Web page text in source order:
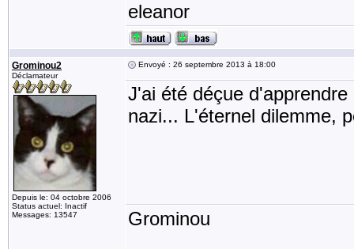
eleanor
Grominou2
Déclamateur
Depuis le: 04 octobre 2006
Status actuel: Inactif
Messages: 13547
Envoyé : 26 septembre 2013 à 18:00
J'ai été déçue
nazi... L'éternel dilemme,
Grominou